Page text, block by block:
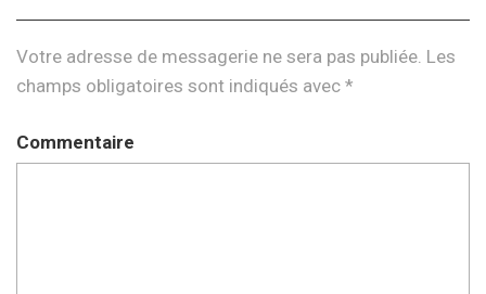
Votre adresse de messagerie ne sera pas publiée. Les
champs obligatoires sont indiqués avec *
Commentaire